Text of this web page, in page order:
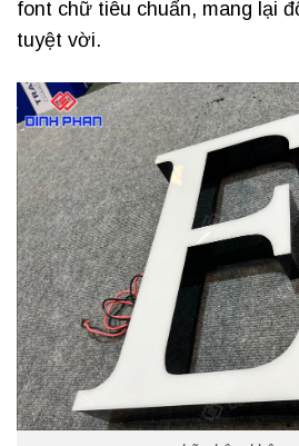
font chữ tiêu chuẩn, mang lại
tuyệt vời.